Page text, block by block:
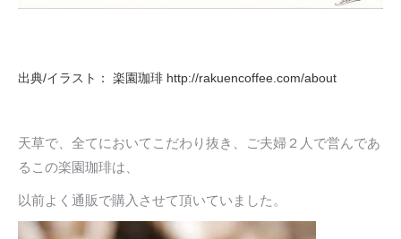
出典/イラスト： 楽園珈琲 http://rakuencoffee.com/about
天草で、全てにおいてこだわり抜き、ご夫婦２人で営んであ
るこの楽園珈琲は、
以前よく通販で購入させて頂いていました。